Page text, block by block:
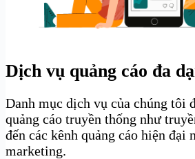
Dịch vụ quảng cáo đa
Danh mục dịch vụ của chúng tôi
quảng cáo truyền thống như
đến các kênh quảng cáo hiện đại
marketing.